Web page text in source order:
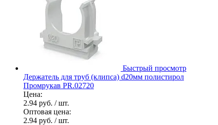
Быстрый просмотр
Держатель для труб (клипса) d20мм полистирол
Промрукав PR.02720
Цена:
2.94 руб. / шт.
Оптовая цена:
2.94 руб. / шт.